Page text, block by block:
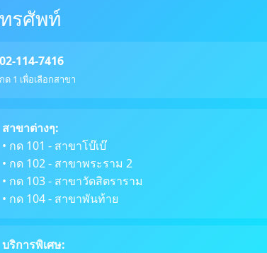
รศัพท์
02-114-7416
กด 1 เพื่อเลือกสาขา
สาขาต่างๆ:
• กด 101 - สาขาโบ๊เบ๊
• กด 102 - สาขาพระราม 2
• กด 103 - สาขาวัดสิตราราม
• กด 104 - สาขาพันท้าย
บริการพิเศษ: